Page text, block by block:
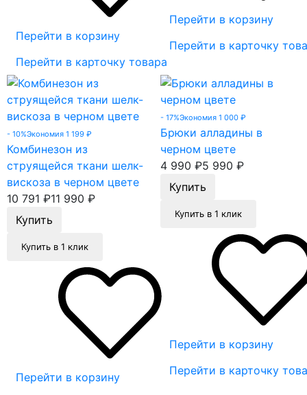
Перейти в корзину
Перейти в карточку товара
Перейти в корзину
Перейти в карточку
- 10%Экономия 1 199 ₽
Комбинезон из
струящейся ткани шелк-
вискоза в черном цвете
10 791 ₽11 990 ₽
Купить в 1 клик
Перейти в корзину
- 17%Экономия 1 000 ₽
Брюки алладины в
черном цвете
4 990 ₽5 990 ₽
Купить в 1 клик
Перейти в корзину
Перейти в карточку